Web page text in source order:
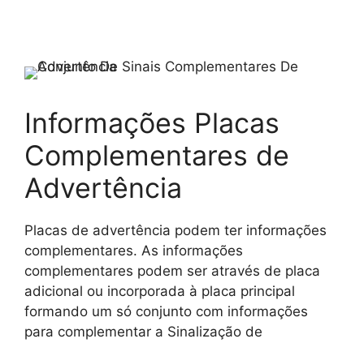
Informações Placas
Complementares de
Advertência
Placas de advertência podem ter informações
complementares. As informações
complementares podem ser através de placa
adicional ou incorporada à placa principal
formando um só conjunto com informações
para complementar a Sinalização de